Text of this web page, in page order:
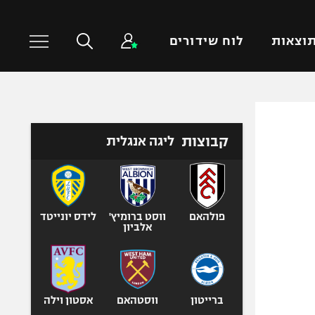
תוצאות לוח שידורים
טניס
כדוריד
כדורעף
שחייה
ג'ודו
אגרוף
ספורט אולימפי
קבוצות ליגה אנגלית
פולהאם
ווסט ברומיץ'
אלביון
לידס יונייטד
ברייטון ווסטהאם אסטון וילה